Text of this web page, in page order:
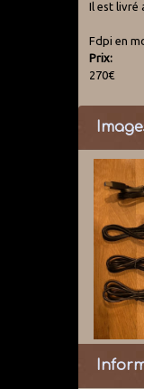
Il est livré
Fdpi en
Prix:
270€